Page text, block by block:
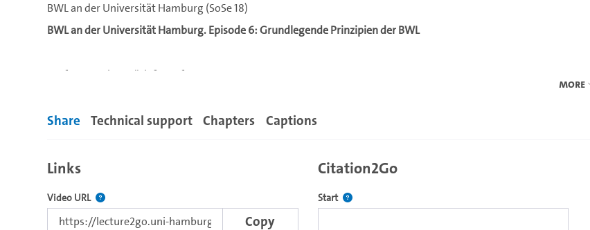
BWL an der Universität Hamburg (SoSe 18)
BWL an der Universität Hamburg. Episode 6: Grundlegende Prinzipien der BWL
Prof. Dr. Markus Nöth & Prof. Dr. Kay Peters
Beratung: Ute Lübke
Mehr auf der Seite:
https://www.bwl.uni-hamburg.de/studium
More
Share Technical support Chapters Captions
Links
Video URL The link to this video.
Copy
Citation2Go
Start Defines the starting point for Citation2Go. Please click in